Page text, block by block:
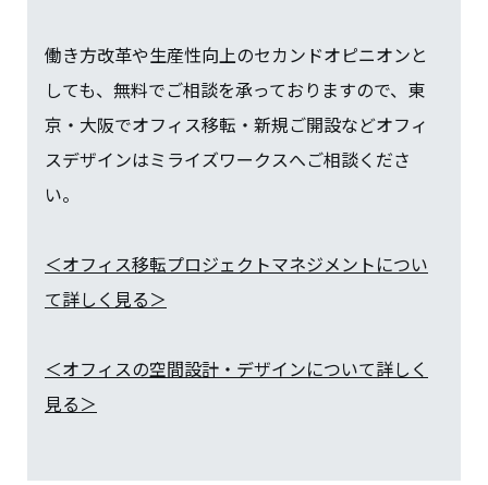
働き方改革や生産性向上のセカンドオピニオンと
しても、無料でご相談を承っておりますので、東
京・大阪でオフィス移転・新規ご開設などオフィ
スデザインはミライズワークスへご相談くださ
い。
＜オフィス移転プロジェクトマネジメントについ
て詳しく見る＞
＜オフィスの空間設計・デザインについて詳しく
見る＞